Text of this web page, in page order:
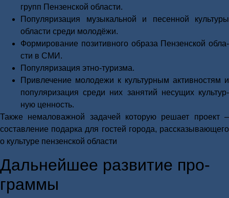
групп Пен­зен­ской обла­сти.
Попу­ля­ри­за­ция музы­каль­ной и песен­ной куль­ту­ры
обла­сти сре­ди моло­дё­жи.
Фор­ми­ро­ва­ние пози­тив­но­го обра­за Пен­зен­ской обла­
сти в СМИ.
Попу­ля­ри­за­ция этно-туриз­ма.
При­вле­че­ние моло­де­жи к куль­тур­ным актив­но­стям и
попу­ля­ри­за­ция сре­ди них заня­тий несу­щих куль­тур­
ную цен­ность.
Так­же нема­ло­важ­ной зада­чей кото­рую реша­ет про­ект –
состав­ле­ние подар­ка для гостей горо­да, рас­ска­зы­ва­ю­ще­го
о куль­ту­ре пен­зен­ской обла­сти
Даль­ней­шее раз­ви­тие про­
грам­мы